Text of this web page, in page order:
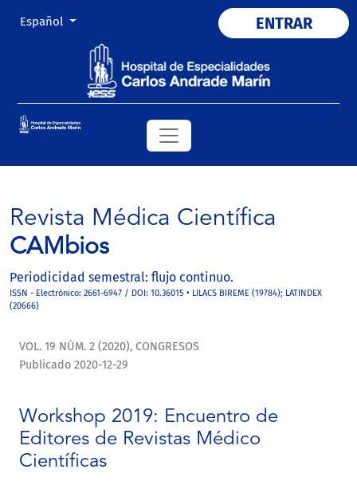
Cambiar el idioma. El actual es:
Español ENTRAR
Revista Médica Científica
CAMbios
Periodicidad semestral: flujo continuo.
ISSN - Electrónico: 2661-6947 / DOI: 10.36015 • LILACS BIREME (19784); LATINDEX
(20666)
VOL. 19 NÚM. 2 (2020), CONGRESOS
Workshop 2019: Encuentro de
Editores de Revistas Médico
Científicas
Publicado 2020-12-29